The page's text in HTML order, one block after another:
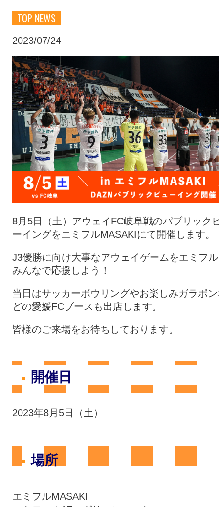
スクール
ファンクラブ 試合を観戦
トップチーム
スポンサー グッズ
特設ページ
TOP NEWS
2023/07/24
8月5日（土）アウェイFC岐阜戦のパブリック
ーイングをエミフルMASAKIにて開催します。
J3優勝に向け大事なアウェイゲームをエミフ
みんなで応援しよう！
当日はサッカーボウリングやお楽しみガラポ
どの愛媛FCブースも出店します。
皆様のご来場をお待ちしております。
開催日
2023年8月5日（土）
場所
エミフルMASAKI